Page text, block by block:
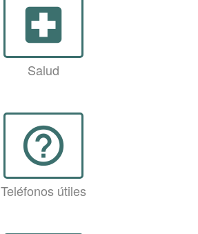
local_hospital
Salud
help_outline
Teléfonos útiles